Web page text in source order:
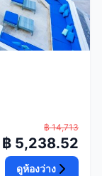
฿ 14,713
฿ 5,238.52
ดูห้องว่าง